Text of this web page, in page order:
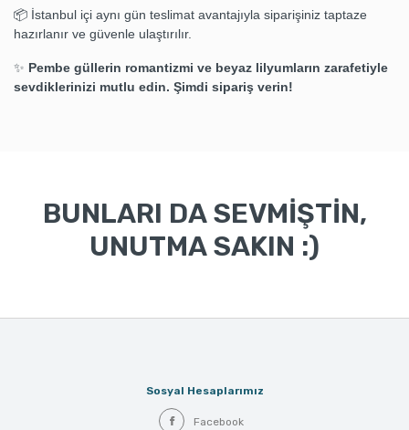
📦 İstanbul içi aynı gün teslimat avantajıyla siparişiniz taptaze
hazırlanır ve güvenle ulaştırılır.
✨ Pembe güllerin romantizmi ve beyaz lilyumların zarafetiyle
sevdiklerinizi mutlu edin. Şimdi sipariş verin!
BUNLARI DA SEVMİŞTİN,
UNUTMA SAKIN :)
Sosyal Hesaplarımız
Facebook